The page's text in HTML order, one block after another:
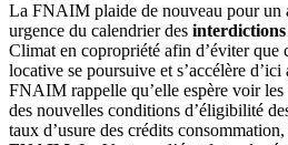
La FNAIM plaide de nouveau pour un
urgence du calendrier des
Climat en copropriété afin d’éviter que
locative se poursuive et s’accélère
FNAIM rappelle qu’elle espère voir les
des nouvelles conditions d’éligibilité
taux d’usure des crédits